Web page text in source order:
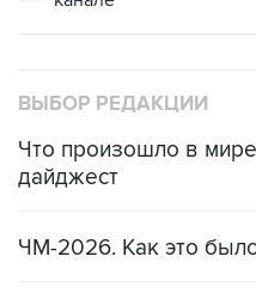
ВЫБОР РЕДАКЦИИ
Что произошло в
дайджест
ЧМ-2026. Как это